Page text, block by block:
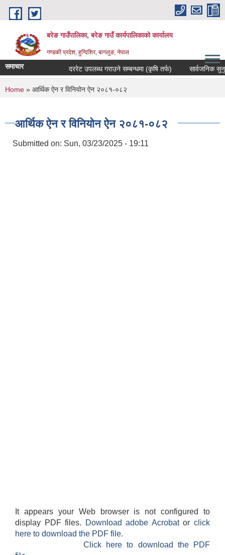
Skip to main content
बरेङ गाउँपालिका, बरेङ गाउँ कार्यपालिकाको कार्यालय
गण्डकी प्रदेश, हुग्दिशिर, बागलुङ, नेपाल
समाचार दररेट उपलब्ध गराउने सम्बन्धमा (कृषि तर्फ) सार्वजनिक सुनुवाइ
You are here
Home » आर्थिक ऐन र विनियोन ऐन २०८१-०८२
आर्थिक ऐन र विनियोन ऐन २०८१-०८२
Submitted on: Sun, 03/23/2025 - 19:11
It appears your Web browser is not configured to
display PDF files.
Download adobe Acrobatorclick
here to download the PDF file.
Click here to download the PDF